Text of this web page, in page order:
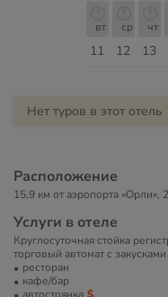
11
вт
12
ср
13
чт
Нет туров в этот отель
Расположение
15,9 км от аэропорта «Орли»,
Услуги в отеле
Круглосуточная стойка
торговый автомат с
ресторан
кафе/бар